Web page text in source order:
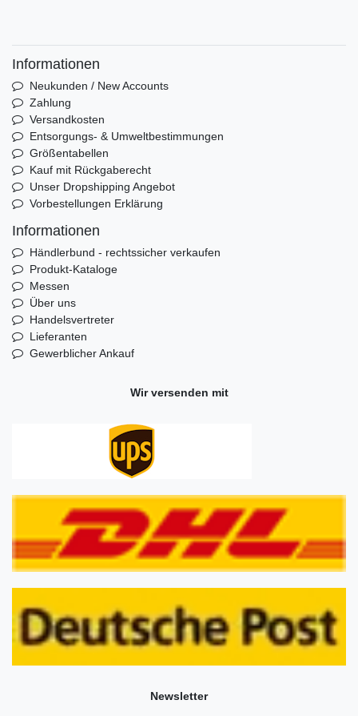
Informationen
Neukunden / New Accounts
Zahlung
Versandkosten
Entsorgungs- & Umweltbestimmungen
Größentabellen
Kauf mit Rückgaberecht
Unser Dropshipping Angebot
Vorbestellungen Erklärung
Informationen
Händlerbund - rechtssicher verkaufen
Produkt-Kataloge
Messen
Über uns
Handelsvertreter
Lieferanten
Gewerblicher Ankauf
Wir versenden mit
Newsletter